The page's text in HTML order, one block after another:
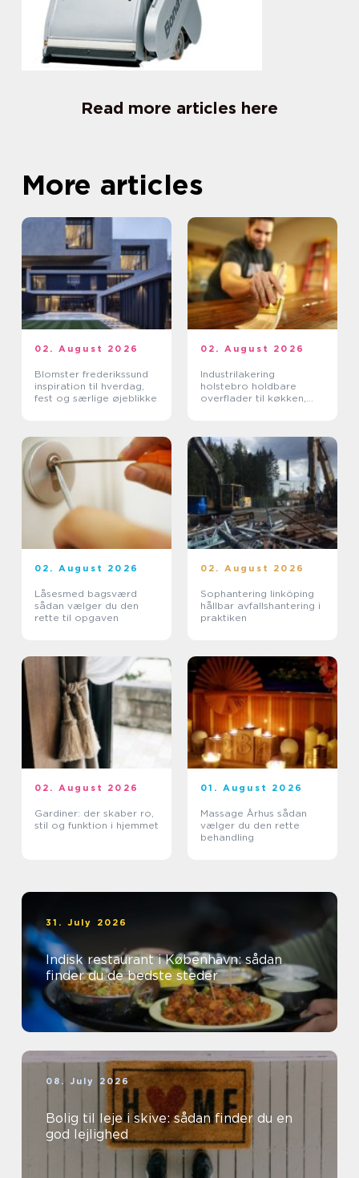
Read more articles here
More articles
02. August 2026
Blomster frederikssund
inspiration til hverdag,
fest og særlige øjeblikke
02. August 2026
Industrilakering
holstebro holdbare
overflader til køkken,
02. August 2026
Låsesmed bagsværd
sådan vælger du den
rette til opgaven
02. August 2026
Sophantering linköping
hållbar avfallshantering i
praktiken
02. August 2026
Gardiner: der skaber ro,
stil og funktion i hjemmet
01. August 2026
Massage Århus sådan
vælger du den rette
behandling
31. July 2026
Indisk restaurant i København: sådan
finder du de bedste steder
08. July 2026
Bolig til leje i skive: sådan finder du en
god lejlighed